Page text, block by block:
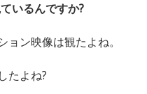
いるんですか?
ョン映像は観たよね。
たよね?